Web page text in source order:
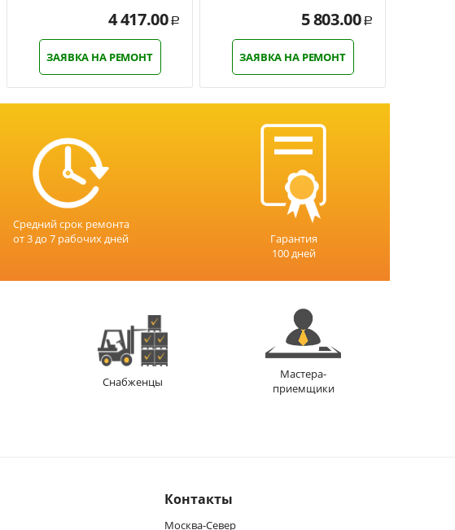
4 417.00 Р
ЗАЯВКА НА РЕМОНТ
5 803.00 Р
ЗАЯВКА НА РЕМОНТ
Средний срок ремонта
от 3 до 7 рабочих дней
Гарантия
100 дней
Снабженцы
Мастера-
приемщики
Контакты
Москва-Север